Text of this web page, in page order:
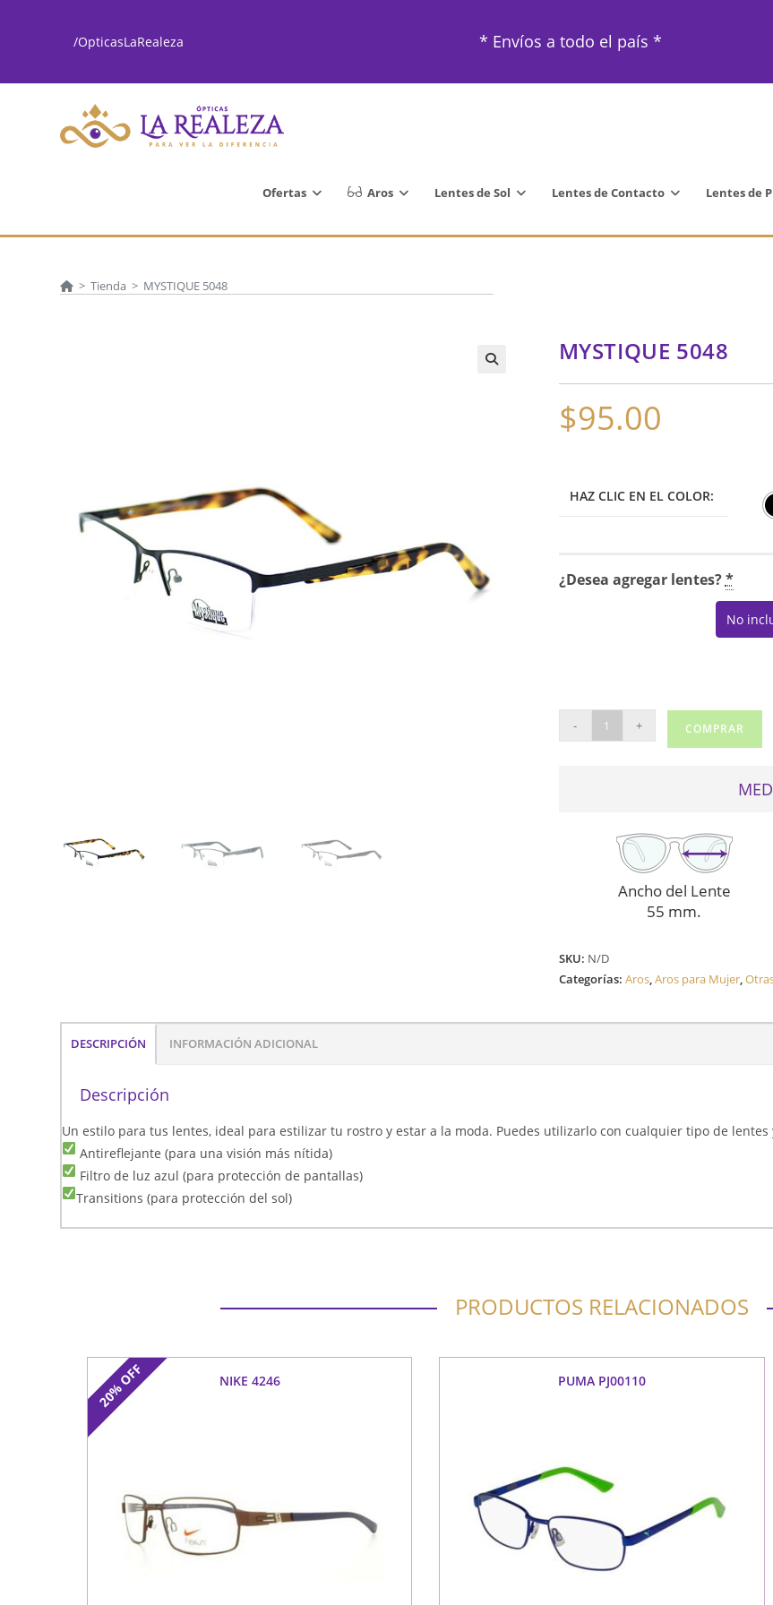
/OpticasLaRealeza * Envíos a todo el país *
Ofertas Aros Lentes de Sol Lentes de Contacto Lentes de
> Tienda > MYSTIQUE 5048
MYSTIQUE 5048
$95.00
HAZ CLIC EN EL COLOR:
¿Desea agregar lentes?*
No
MYSTIQUE
5048
- + COMPRAR
Ancho del Lente
55 mm.
SKU: N/D
Categorías: Aros,Aros para Mujer,
DESCRIPCIÓN INFORMACIÓN ADICIONAL
Descripción
Un estilo para tus lentes, ideal para estilizar tu rostro y estar a la moda. Puedes utilizarlo con cualquier tipo de
Antireflejante (para una visión más nítida)
Filtro de luz azul (para protección de pantallas)
Transitions (para protección del sol)
PRODUCTOS RELACIONADOS
20%
OFF NIKE 4246 PUMA PJ00110